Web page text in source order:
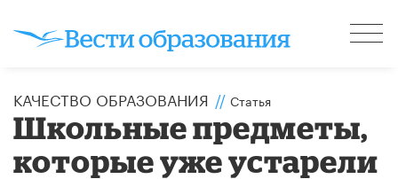
КАЧЕСТВО ОБРАЗОВАНИЯ // Статья
Школьные предметы,
которые уже устарели